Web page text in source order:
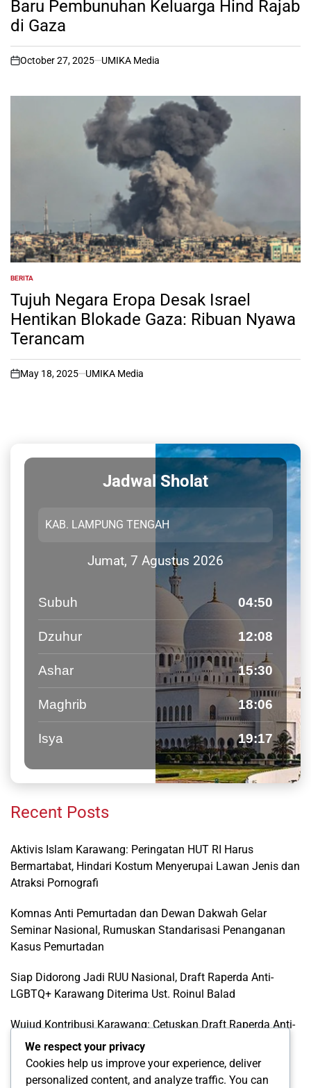
Baru Pembunuhan Keluarga Hind Rajab
di Gaza
on
October 27, 2025 UMIKA Media
POSTED
IN
BERITA
Tujuh Negara Eropa Desak Israel
Hentikan Blokade Gaza: Ribuan Nyawa
Terancam
on
May 18, 2025 UMIKA Media
Jadwal Sholat
Jumat, 7 Agustus 2026
Subuh 04:50
Dzuhur 12:08
Ashar 15:30
Maghrib 18:06
Isya 19:17
Recent Posts
Aktivis Islam Karawang: Peringatan HUT RI Harus
Bermartabat, Hindari Kostum Menyerupai Lawan Jenis dan
Atraksi Pornografi
Komnas Anti Pemurtadan dan Dewan Dakwah Gelar
Seminar Nasional, Rumuskan Standarisasi Penanganan
Kasus Pemurtadan
Siap Didorong Jadi RUU Nasional, Draft Raperda Anti-
LGBTQ+ Karawang Diterima Ust. Roinul Balad
Wujud Kontribusi Karawang: Cetuskan Draft Raperda Anti-
L68TQ+ Hingga Tingkat Pusat
Di Balik Simbol Pelangi: Kilas Balik Sejarah, Pendanaan
We respect your privacy
Cookies help us improve your experience, deliver
personalized content, and analyze traffic. You can